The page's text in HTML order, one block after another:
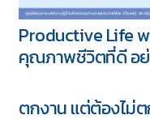
Productive Life
คุณภาพชีวิตที่ดี อ
ตกงาน แต่ต้องไม่